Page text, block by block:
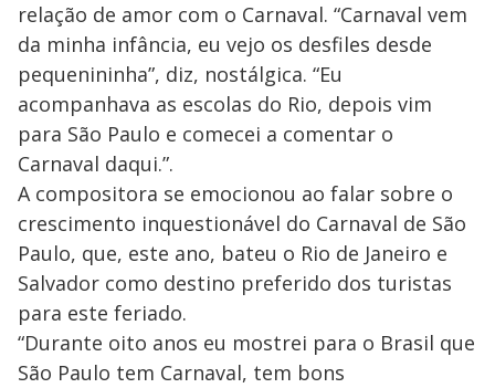
relação de amor com o Carnaval. “Carnaval vem
da minha infância, eu vejo os desfiles desde
pequenininha”, diz, nostálgica. “Eu
acompanhava as escolas do Rio, depois vim
para São Paulo e comecei a comentar o
Carnaval daqui.”.
A compositora se emocionou ao falar sobre o
crescimento inquestionável do Carnaval de São
Paulo, que, este ano, bateu o Rio de Janeiro e
Salvador como destino preferido dos turistas
para este feriado.
“Durante oito anos eu mostrei para o Brasil que
São Paulo tem Carnaval, tem bons